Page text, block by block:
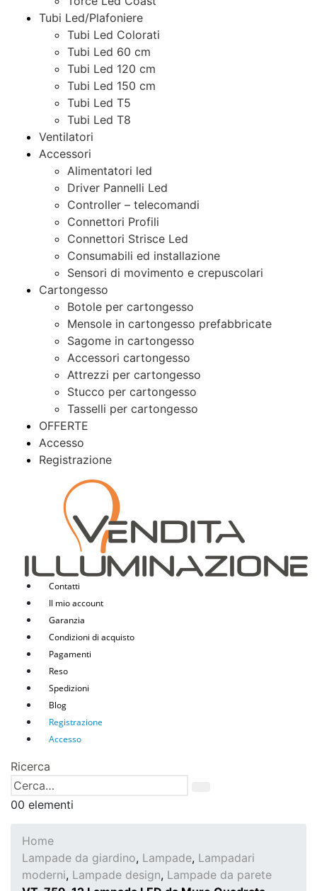
Tubi Led/Plafoniere
Tubi Led Colorati
Tubi Led 60 cm
Tubi Led 120 cm
Tubi Led 150 cm
Tubi Led T5
Tubi Led T8
Ventilatori
Accessori
Alimentatori led
Driver Pannelli Led
Controller – telecomandi
Connettori Profili
Connettori Strisce Led
Consumabili ed installazione
Sensori di movimento e crepuscolari
Cartongesso
Botole per cartongesso
Mensole in cartongesso prefabbricate
Sagome in cartongesso
Accessori cartongesso
Attrezzi per cartongesso
Stucco per cartongesso
Tasselli per cartongesso
OFFERTE
Accesso
Registrazione
Contatti
Il mio account
Garanzia
Condizioni di acquisto
Pagamenti
Reso
Spedizioni
Blog
Registrazione
Accesso
Ricerca
00 elementi
Home
Lampade da giardino, Lampade, Lampadari
moderni, Lampade design, Lampade da parete